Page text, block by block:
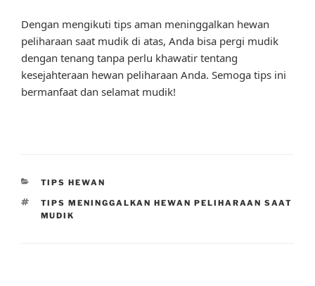
Dengan mengikuti tips aman meninggalkan hewan
peliharaan saat mudik di atas, Anda bisa pergi mudik
dengan tenang tanpa perlu khawatir tentang
kesejahteraan hewan peliharaan Anda. Semoga tips ini
bermanfaat dan selamat mudik!
CATEGORIES
TIPS HEWAN
TAGS
TIPS MENINGGALKAN HEWAN PELIHARAAN SAAT
MUDIK